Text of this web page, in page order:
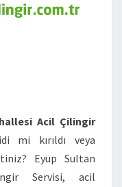
Acil Çilingir
mi kırıldı veya
Eyüp Sultan
Servisi, acil